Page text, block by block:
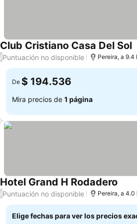
Club Cristiano Casa Del Sol
/Puntuación no disponible Pereira, a 9.4
De $ 194.536
Mira precios de 1 página
Hotel Grand H Rodadero
/Puntuación no disponible Pereira, a 4.0
Elige fechas para ver los precios